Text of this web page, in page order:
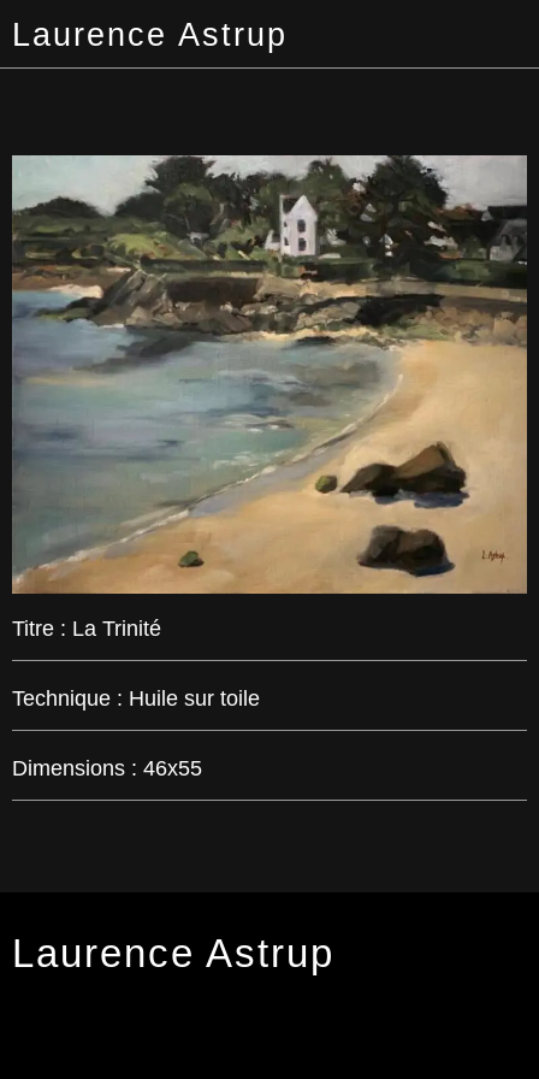
Laurence Astrup
Titre : La Trinité
Technique : Huile sur toile
Dimensions : 46x55
Laurence Astrup